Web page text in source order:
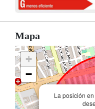
Mapa
La posición
+
−